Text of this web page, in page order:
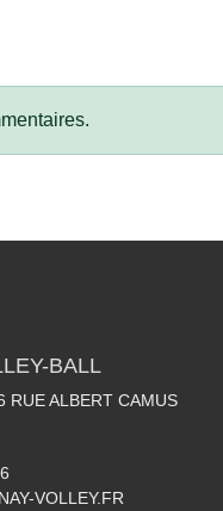
BALL
RUE ALBERT CAMUS
VOLLEY.FR